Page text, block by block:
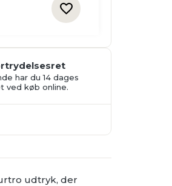
har du 14 dages
ved køb online.
udtryk, der